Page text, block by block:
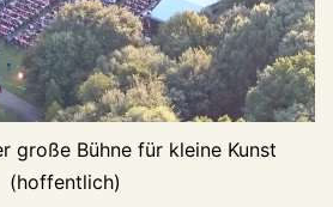
große Bühne für kleine Kunst
(hoffentlich)